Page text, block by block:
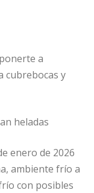
a
cubrebocas y
heladas
enero de 2026
ambiente frío a
con posibles